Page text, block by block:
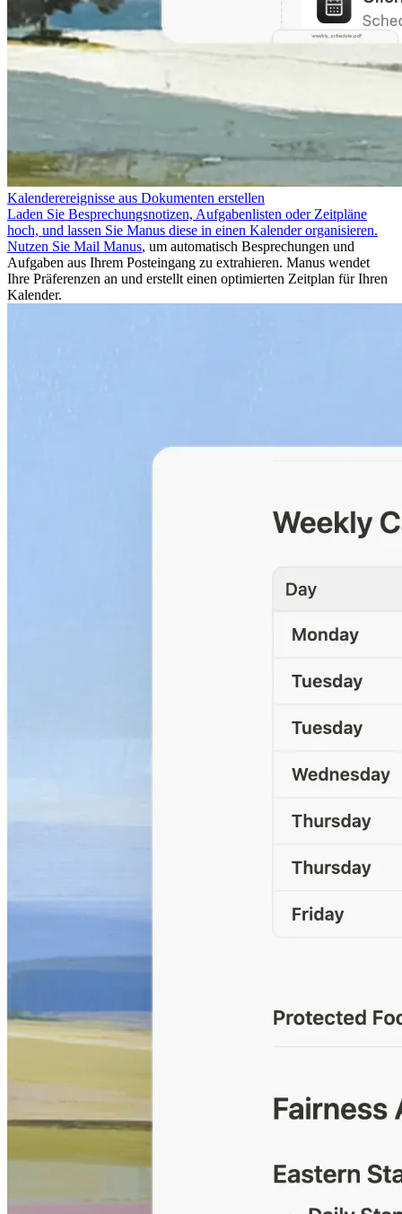
Kalenderereignisse aus Dokumenten erstellen
Laden Sie Besprechungsnotizen, Aufgabenlisten oder Zeitpläne
hoch, und lassen Sie Manus diese in einen Kalender organisieren.
Nutzen Sie Mail Manus, um automatisch Besprechungen und
Aufgaben aus Ihrem Posteingang zu extrahieren. Manus wendet
Ihre Präferenzen an und erstellt einen optimierten Zeitplan für Ihren
Kalender.